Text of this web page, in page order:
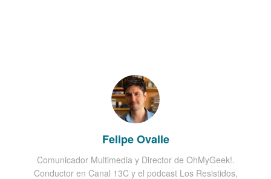
Felipe Ovalle
Comunicador Multimedia y Director de OhMyGeek!.
Conductor en Canal 13C y el podcast Los Resistidos,